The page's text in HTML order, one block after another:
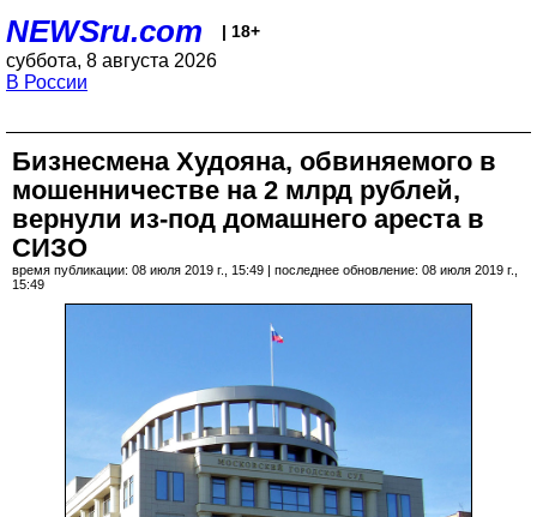
NEWSru.com | 18+
суббота, 8 августа 2026
В России
Бизнесмена Худояна, обвиняемого в
мошенничестве на 2 млрд рублей,
вернули из-под домашнего ареста в
СИЗО
время публикации: 08 июля 2019 г., 15:49 | последнее обновление: 08 июля 2019 г.,
15:49